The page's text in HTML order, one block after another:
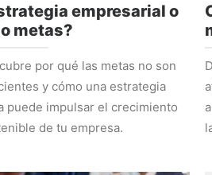
empresarial o
metas?
por qué las metas no son
y cómo una estrategia
puede impulsar el crecimiento
de tu empresa.